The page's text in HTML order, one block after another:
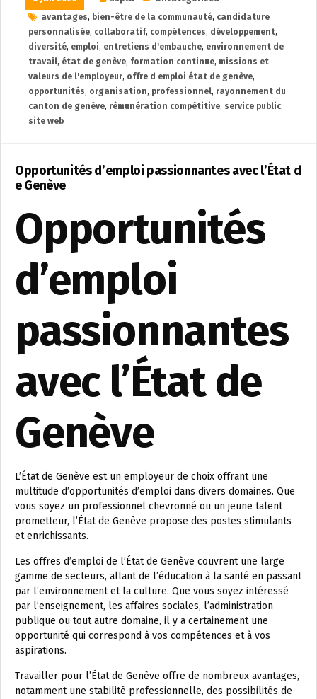
avantages, bien-être de la communauté, candidature
personnalisée, collaboratif, compétences, développement,
diversité, emploi, entretiens d'embauche, environnement de
travail, état de genève, formation continue, missions et
valeurs de l'employeur, offre d emploi état de genève,
opportunités, organisation, professionnel, rayonnement du
canton de genève, rémunération compétitive, service public,
site web
Opportunités d’emploi passionnantes avec l’État d
e Genève
Opportunités
d’emploi
passionnantes
avec l’État de
Genève
L’État de Genève est un employeur de choix offrant une
multitude d’opportunités d’emploi dans divers domaines. Que
vous soyez un professionnel chevronné ou un jeune talent
prometteur, l’État de Genève propose des postes stimulants
et enrichissants.
Les offres d’emploi de l’État de Genève couvrent une large
gamme de secteurs, allant de l’éducation à la santé en passant
par l’environnement et la culture. Que vous soyez intéressé
par l’enseignement, les affaires sociales, l’administration
publique ou tout autre domaine, il y a certainement une
opportunité qui correspond à vos compétences et à vos
aspirations.
Travailler pour l’État de Genève offre de nombreux avantages,
notamment une stabilité professionnelle, des possibilités de